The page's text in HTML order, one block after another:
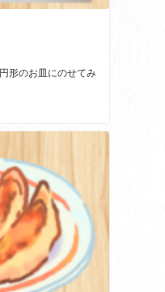
形のお皿にのせてみ